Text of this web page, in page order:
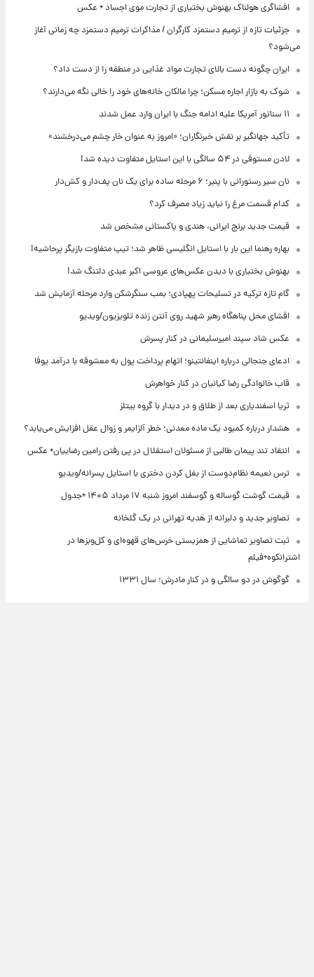
افشاگری هولناک بهنوش بختیاری از تجارت موی اجساد + عکس
جزئیات تازه از ترمیم دستمزد کارگران / مذاکرات ترمیم دستمزد چه زمانی آغاز
می‌شود؟
ایران چگونه دست بالای تجارت مواد غذایی در منطقه را از دست داد؟
شوک به بازار اجاره مسکن؛ چرا مالکان خانه‌های خود را خالی نگه می‌دارند؟
۱۱ سناتور آمریکا علیه ادامه جنگ با ایران وارد عمل شدند
تأکید جهانگیر بر نقش خبرنگاران؛ «امروز به عنوان خار چشم می‌درخشند»
لادن مستوفی در ۵۴ سالگی با این استایل متفاوت دیده شد!
نان سیر رستورانی با پنیر؛ ۶ مرحله ساده برای یک نان پف‌دار و کش‌دار
کدام قسمت مرغ را نباید زیاد مصرف کرد؟
قیمت جدید برنج ایرانی، هندی و پاکستانی مشخص شد
بهاره رهنما این بار با استایل انگلیسی ظاهر شد؛ تیپ متفاوت بازیگر پرحاشیه!
بهنوش بختیاری با دیدن عکس‌های عروسی اکبر عبدی دلتنگ شد!
گام تازه ترکیه در تسلیحات پهپادی؛ بمب سنگرشکن وارد مرحله آزمایش شد
افشای محل پناهگاه‌ رهبر شهید روی آنتن زنده تلویزیون/ویدیو
عکس شاد سپند امیرسلیمانی در کنار پسرش
ادعای جنجالی درباره اینفانتینو؛ اتهام پرداخت پول به معشوقه با درآمد یوفا
قاب خانوادگی رضا کیانیان در کنار خواهرش
ثریا اسفندیاری بعد از طلاق و در دیدار با گروه بیتلز
هشدار درباره کمبود یک ماده معدنی؛ خطر آلزایمر و زوال عقل افزایش می‌یابد؟
انتقاد تند پیمان طالبی از مسئولان استقلال در پی رفتن رامین رضاییان+ عکس
ترس نعیمه نظام‌دوست از بغل کردن دختری با استایل پسرانه/ویدیو
قیمت گوشت گوساله و گوسفند امروز شنبه ۱۷ مرداد ۱۴۰۵ +جدول
تصاویر جدید و دلبرانه از هدیه تهرانی در یک گلخانه
ثبت تصاویر تماشایی از همزیستی خرس‌های قهوه‌ای و کل‌وبزها در
اشترانکوه+فیلم
گوگوش در دو سالگی و در کنار مادرش؛ سال ۱۳۳۱